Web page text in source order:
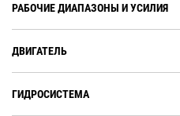
и
РАБОЧИЕ ДИАПАЗОНЫ И УСИЛИЯ
ДВИГАТЕЛЬ
ГИДРОСИСТЕМА